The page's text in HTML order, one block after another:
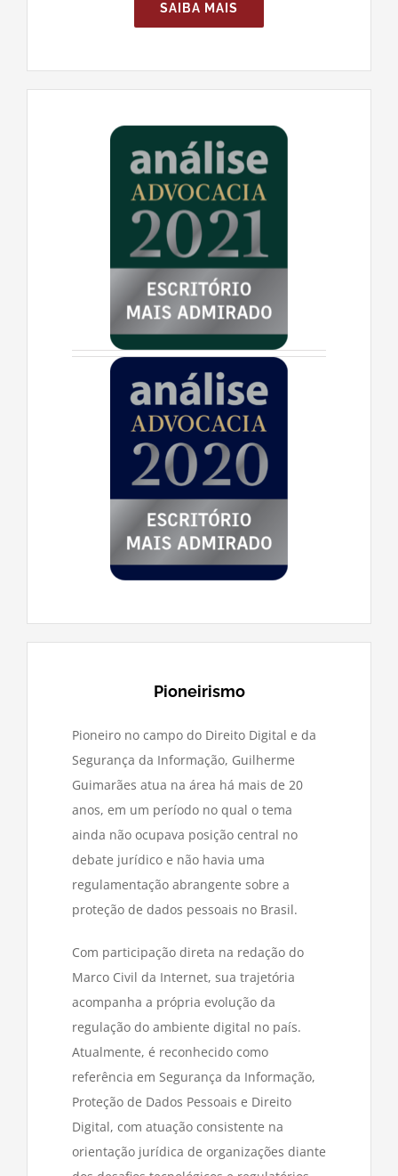
SAIBA MAIS
Pioneirismo
Pioneiro no campo do Direito Digital e da
Segurança da Informação, Guilherme
Guimarães atua na área há mais de 20
anos, em um período no qual o tema
ainda não ocupava posição central no
debate jurídico e não havia uma
regulamentação abrangente sobre a
proteção de dados pessoais no Brasil.
Com participação direta na redação do
Marco Civil da Internet, sua trajetória
acompanha a própria evolução da
regulação do ambiente digital no país.
Atualmente, é reconhecido como
referência em Segurança da Informação,
Proteção de Dados Pessoais e Direito
Digital, com atuação consistente na
orientação jurídica de organizações diante